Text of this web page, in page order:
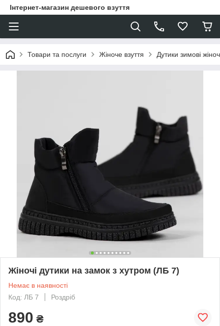
Інтернет-магазин дешевого взуття
Товари та послуги Жіноче взуття Дутики зимові
Жіночі дутики на замок з хутром (ЛБ 7)
Немає в наявності
Код: ЛБ 7
Роздріб
890 ₴